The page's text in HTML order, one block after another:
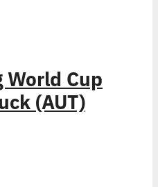
World Cup
(AUT)